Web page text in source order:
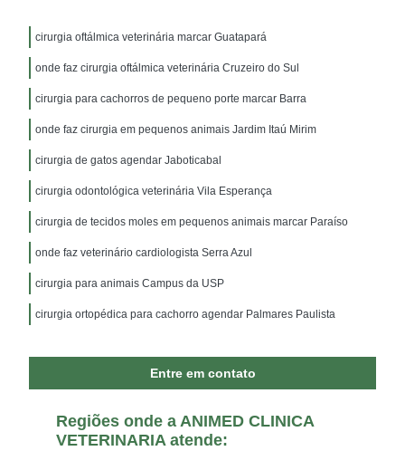
cirurgia oftálmica veterinária marcar Guatapará
onde faz cirurgia oftálmica veterinária Cruzeiro do Sul
cirurgia para cachorros de pequeno porte marcar Barra
onde faz cirurgia em pequenos animais Jardim Itaú Mirim
cirurgia de gatos agendar Jaboticabal
cirurgia odontológica veterinária Vila Esperança
cirurgia de tecidos moles em pequenos animais marcar Paraíso
onde faz veterinário cardiologista Serra Azul
cirurgia para animais Campus da USP
cirurgia ortopédica para cachorro agendar Palmares Paulista
Entre em contato
Regiões onde a ANIMED CLINICA
VETERINARIA atende: